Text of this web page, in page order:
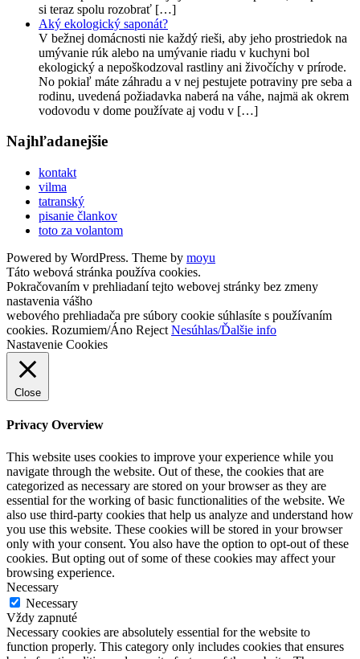
si teraz spolu rozobrať […]
Aký ekologický saponát?
V bežnej domácnosti nie každý rieši, aby jeho prostriedok na
umývanie rúk alebo na umývanie riadu v kuchyni bol
ekologický a nepoškodzoval rastliny ani živočíchy v prírode.
No pokiaľ máte záhradu a v nej pestujete potraviny pre seba a
rodinu, uvedená požiadavka naberá na váhe, najmä ak okrem
vodovodu v dome používate aj vodu v […]
Najhľadanejšie
kontakt
vilma
tatranský
pisanie člankov
toto za volantom
Powered by WordPress. Theme by moyu
Táto webová stránka používa cookies.
Pokračovaním v prehliadaní tejto webovej stránky bez zmeny
nastavenia vášho
webového prehliadača pre súbory cookie súhlasíte s používaním
cookies. Rozumiem/Áno Reject Nesúhlas/Ďalšie info
Nastavenie Cookies
Close
Privacy Overview
This website uses cookies to improve your experience while you
navigate through the website. Out of these, the cookies that are
categorized as necessary are stored on your browser as they are
essential for the working of basic functionalities of the website. We
also use third-party cookies that help us analyze and understand how
you use this website. These cookies will be stored in your browser
only with your consent. You also have the option to opt-out of these
cookies. But opting out of some of these cookies may affect your
browsing experience.
Necessary
Necessary
Vždy zapnuté
Necessary cookies are absolutely essential for the website to
function properly. This category only includes cookies that ensures